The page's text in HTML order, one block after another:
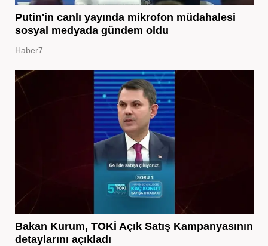
Putin'in canlı yayında mikrofon müdahalesi
sosyal medyada gündem oldu
Haber7
Bakan Kurum, TOKİ Açık Satış Kampanyasının
detaylarını açıkladı